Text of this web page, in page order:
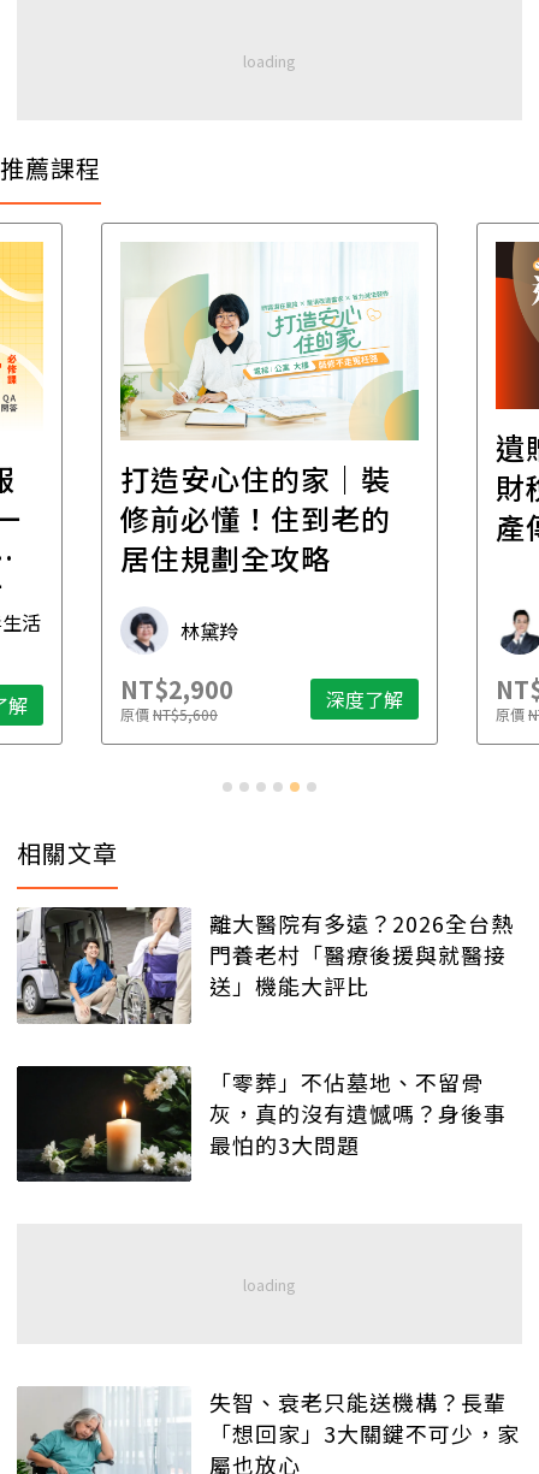
推薦課程
活
解
打造安心住的家｜裝
修前必懂！住到老的
居住規劃全攻略
林黛羚
NT$2,900
原價NT$5,600 深度了解
遺
財
產
原價
相關文章
離大醫院有多遠？2026全台熱
門養老村「醫療後援與就醫接
送」機能大評比
「零葬」不佔墓地、不留骨
灰，真的沒有遺憾嗎？身後事
最怕的3大問題
失智、衰老只能送機構？長輩
「想回家」3大關鍵不可少，家
屬也放心